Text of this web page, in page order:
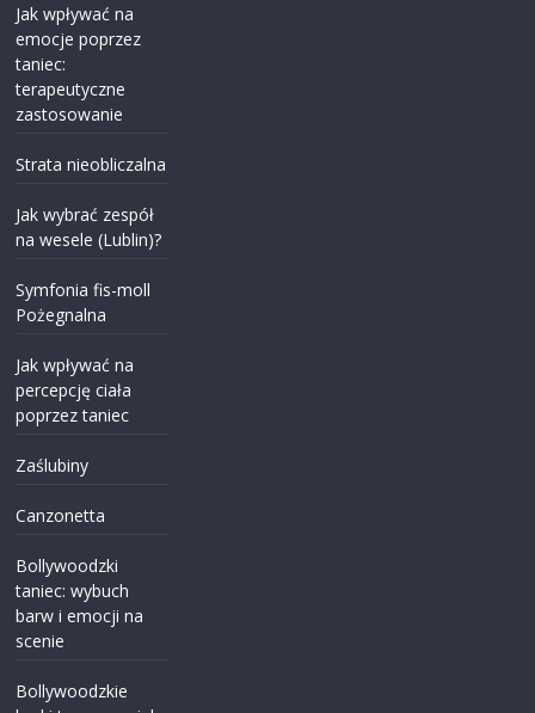
Jak wpływać na
emocje poprzez
taniec:
terapeutyczne
zastosowanie
Strata nieobliczalna
Jak wybrać zespół
na wesele (Lublin)?
Symfonia fis-moll
Pożegnalna
Jak wpływać na
percepcję ciała
poprzez taniec
Zaślubiny
Canzonetta
Bollywoodzki
taniec: wybuch
barw i emocji na
scenie
Bollywoodzkie